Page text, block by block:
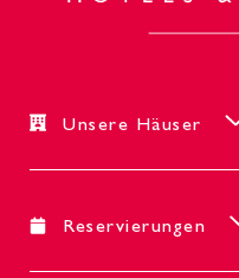
Unsere Häuser
Reservierungen